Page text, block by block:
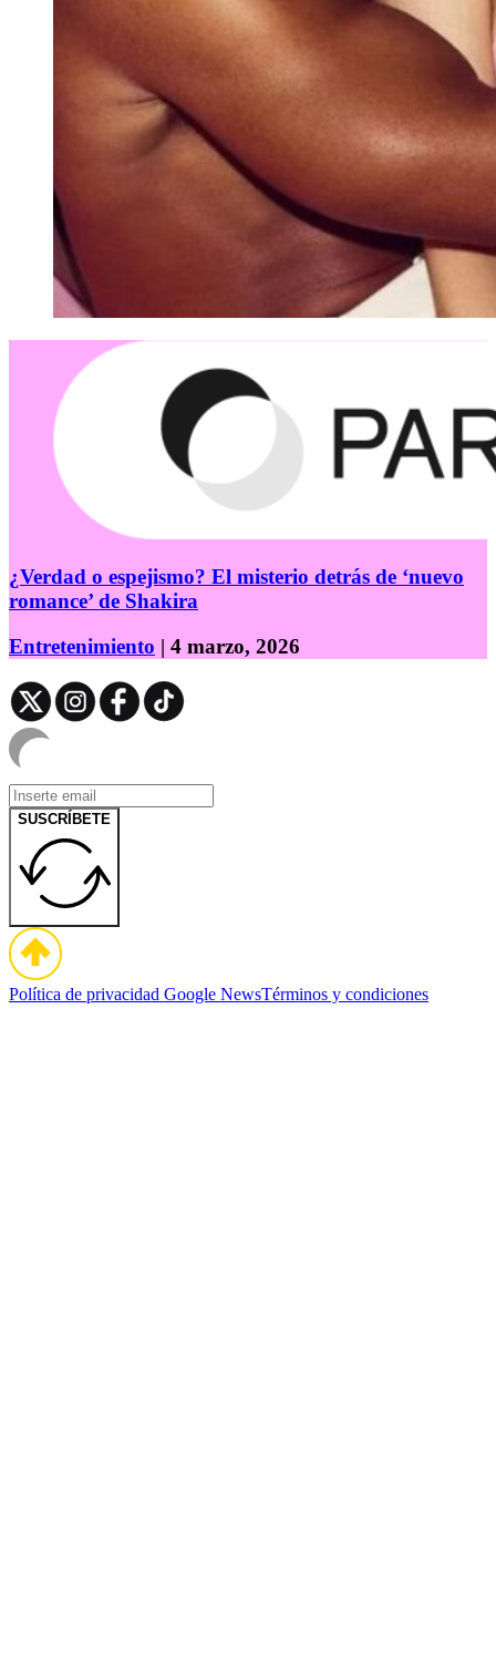
¿Verdad o espejismo? El misterio detrás de ‘nuevo
romance’ de Shakira
Entretenimiento | 4 marzo, 2026
SUSCRÍBETE
Política de privacidad Google NewsTérminos y condiciones